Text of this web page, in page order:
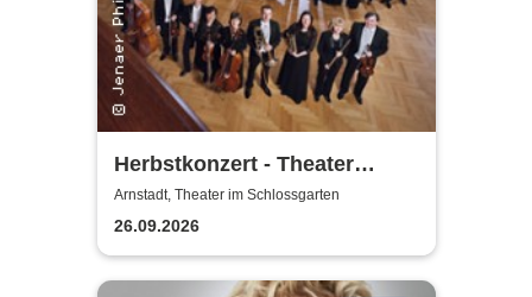
Herbstkonzert - Theater
Arnstadt
Arnstadt, Theater im Schlossgarten
26.09.2026